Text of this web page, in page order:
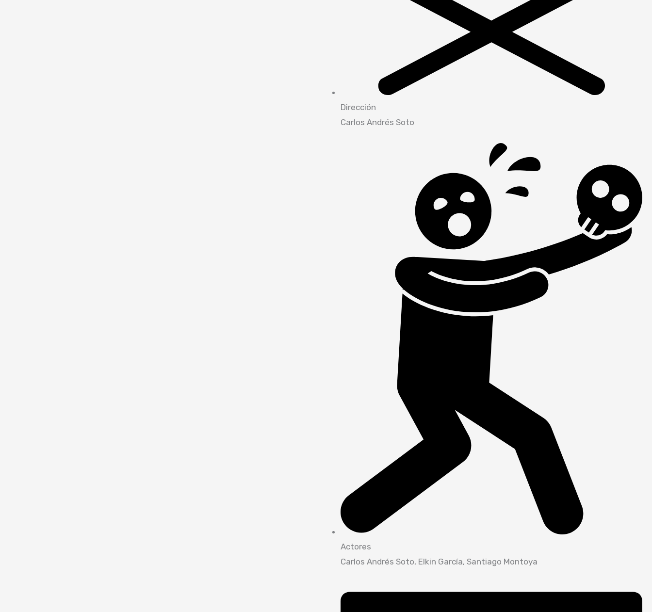
Dirección
Carlos Andrés Soto
Actores
Carlos Andrés Soto, Elkin García, Santiago Montoya